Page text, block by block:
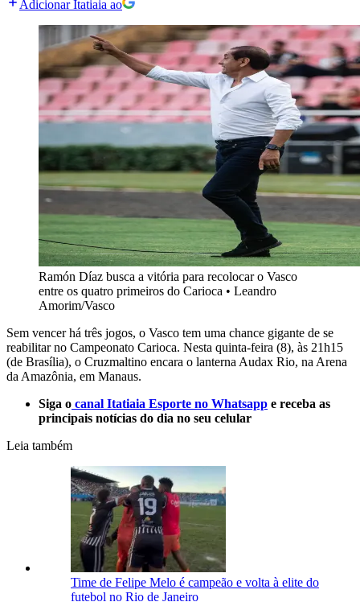
Adicionar Itatiaia ao
Ramón Díaz busca a vitória para recolocar o Vasco
entre os quatro primeiros do Carioca • Leandro
Amorim/Vasco
Sem vencer há três jogos, o Vasco tem uma chance gigante de se
reabilitar no Campeonato Carioca. Nesta quinta-feira (8), às 21h15
(de Brasília), o Cruzmaltino encara o lanterna Audax Rio, na Arena
da Amazônia, em Manaus.
Siga o canal Itatiaia Esporte no Whatsapp e receba as
principais notícias do dia no seu celular
Leia também
Time de Felipe Melo é campeão e volta à elite do
futebol no Rio de Janeiro